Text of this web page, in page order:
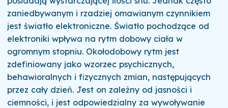
zaniedbywanym i rzadziej omawianym czynnikiem
jest światło elektroniczne. Światło pochodzące od
elektroniki wpływa na rytm dobowy ciała w
ogromnym stopniu. Okołodobowy rytm jest
zdefiniowany jako wzorzec psychicznych,
behawioralnych i fizycznych zmian, następujących
przez cały dzień. Jest on zależny od jasności i
ciemności, i jest odpowiedzialny za wywoływanie